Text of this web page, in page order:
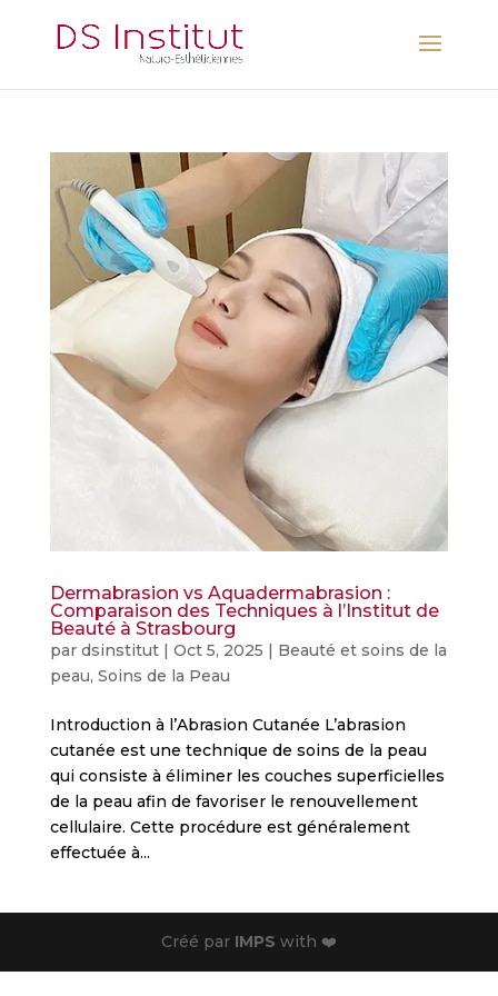
Dermabrasion vs Aquadermabrasion :
Comparaison des Techniques à l’Institut de
Beauté à Strasbourg
par dsinstitut| Oct 5, 2025 | Beauté et soins de la
peau, Soins de la Peau
Introduction à l’Abrasion Cutanée L’abrasion
cutanée est une technique de soins de la peau
qui consiste à éliminer les couches superficielles
de la peau afin de favoriser le renouvellement
cellulaire. Cette procédure est généralement
effectuée à...
Créé par IMPS with ❤️